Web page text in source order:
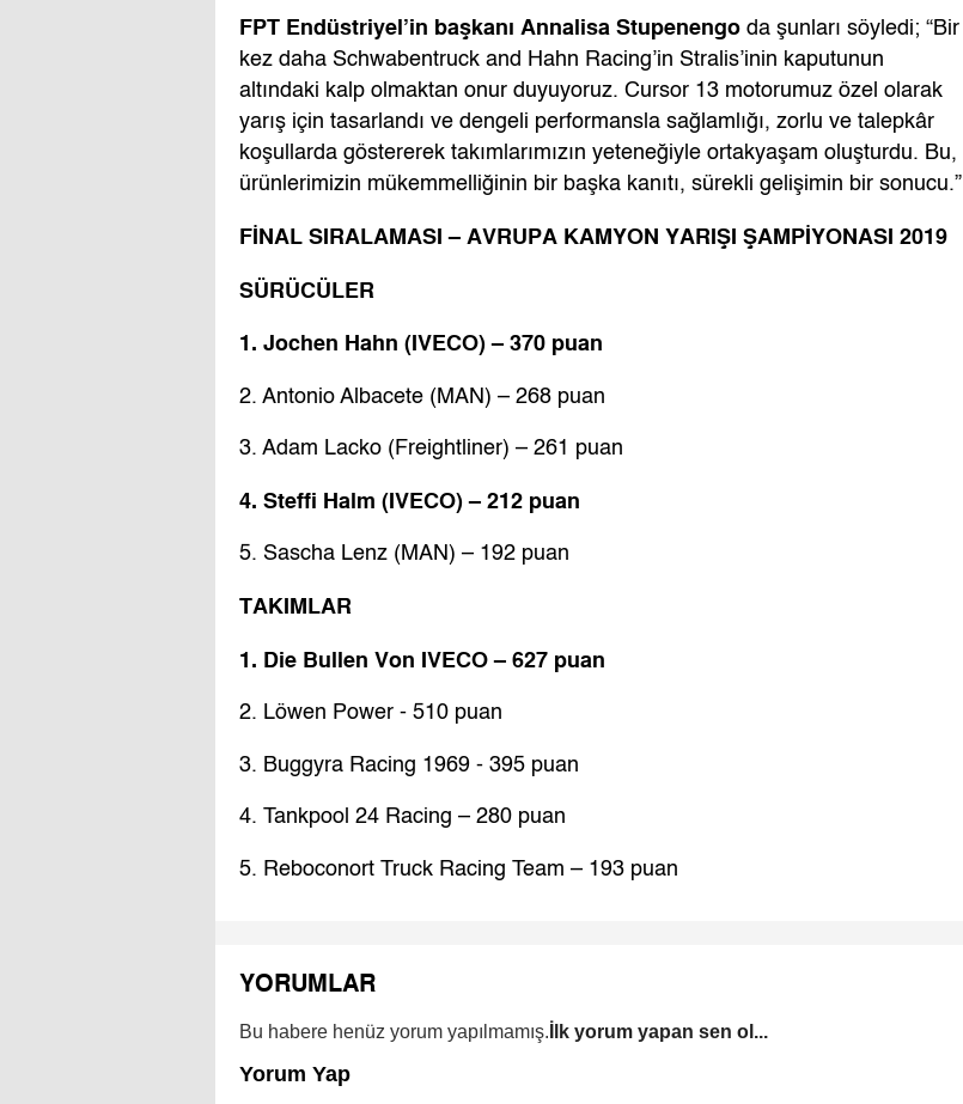
FPT Endüstriyel’in başkanı Annalisa Stupenengo da şunları söyledi; “Bir
kez daha Schwabentruck and Hahn Racing’in Stralis’inin kaputunun
altındaki kalp olmaktan onur duyuyoruz. Cursor 13 motorumuz özel olarak
yarış için tasarlandı ve dengeli performansla sağlamlığı, zorlu ve talepkâr
koşullarda göstererek takımlarımızın yeteneğiyle ortakyaşam oluşturdu. Bu,
ürünlerimizin mükemmelliğinin bir başka kanıtı, sürekli gelişimin bir sonucu.”
FİNAL SIRALAMASI – AVRUPA KAMYON YARIŞI ŞAMPİYONASI 2019
SÜRÜCÜLER
1. Jochen Hahn (IVECO) – 370 puan
2. Antonio Albacete (MAN) – 268 puan
3. Adam Lacko (Freightliner) – 261 puan
4. Steffi Halm (IVECO) – 212 puan
5. Sascha Lenz (MAN) – 192 puan
TAKIMLAR
1. Die Bullen Von IVECO – 627 puan
2. Löwen Power - 510 puan
3. Buggyra Racing 1969 - 395 puan
4. Tankpool 24 Racing – 280 puan
5. Reboconort Truck Racing Team – 193 puan
YORUMLAR
Bu habere henüz yorum yapılmamış. İlk yorum yapan sen ol...
Yorum Yap